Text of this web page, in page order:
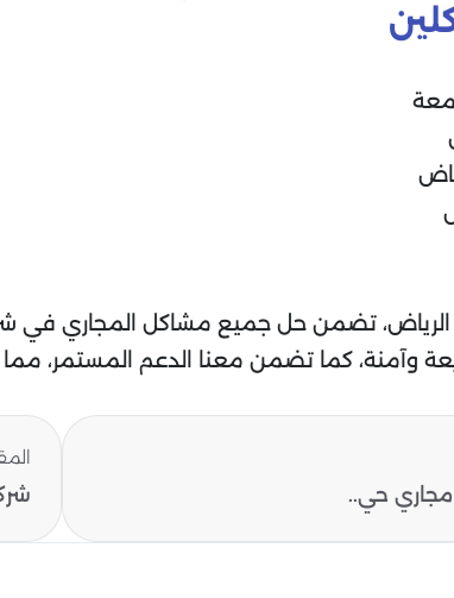
تضمن حل جميع مشاكل المجاري في شرق
وآمنة، كما تضمن معنا الدعم المستمر، مما
حي..